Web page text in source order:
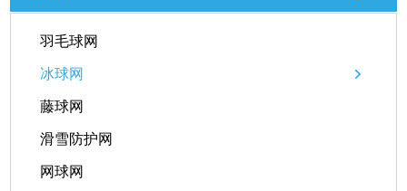
羽毛球网
冰球网
藤球网
滑雪防护网
网球网